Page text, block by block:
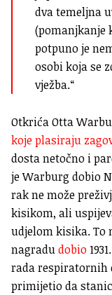
dva temeljna
(pomanjkanje
potpuno je
osobi koja se
vježba.“
Otkrića Otta
koje plasiraju
dosta netočno i
je Warburg dobio
rak ne može
kisikom, ali
udjelom kisika. To
nagradudobio
rada respiratornih
primijetio da